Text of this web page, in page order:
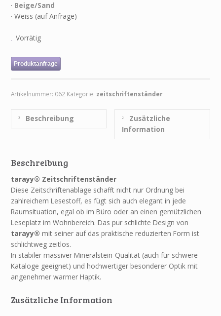
· Beige/Sand
· Weiss (auf Anfrage)
Vorrätig
Produktanfrage
Artikelnummer: 062 Kategorie: zeitschriftenständer
Beschreibung
Zusätzliche
Information
Beschreibung
tarayy® Zeitschriftenständer
Diese Zeitschriftenablage schafft nicht nur Ordnung bei
zahlreichem Lesestoff, es fügt sich auch elegant in jede
Raumsituation, egal ob im Büro oder an einen gemützlichen
Leseplatz im Wohnbereich. Das pur schlichte Design von
tarayy® mit seiner auf das praktische reduzierten Form ist
schlichtweg zeitlos.
In stabiler massiver Mineralstein-Qualität (auch für schwere
Kataloge geeignet) und hochwertiger besonderer Optik mit
angenehmer warmer Haptik.
Zusätzliche Information